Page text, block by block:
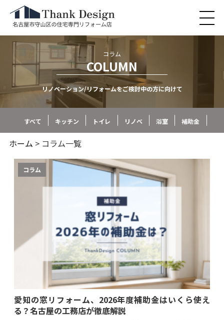
コラム
COLUMN
リノベーション/リフォームをご検討中の方に向けて
すべて キッチン トイレ リノベ 浴室 補助金
ホーム > コラム一覧
コラム
愛知の窓リフォーム、2026年度補助金はいくら使え
る？名古屋の工務店が徹底解説